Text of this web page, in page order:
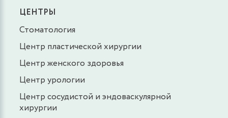
ЦЕНТРЫ
Стоматология
Центр пластической хирургии
Центр женского здоровья
Центр урологии
Центр сосудистой и эндоваскулярной
хирургии